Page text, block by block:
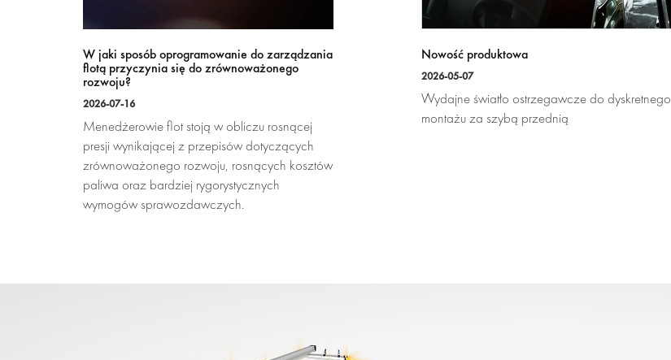
W jaki sposób oprogramowanie do zarządzania
flotą przyczynia się do zrównoważonego
rozwoju?
2026-07-16
Menedżerowie flot stoją w obliczu rosnącej
presji wynikającej z przepisów dotyczących
zrównoważonego rozwoju, rosnących kosztów
paliwa oraz bardziej rygorystycznych
wymogów sprawozdawczych.
Nowość produktowa
2026-05-07
Wydajne światło ostrzegawcze do dyskretnego
montażu za szybą przednią